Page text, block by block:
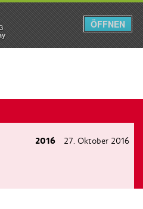
Menü
2016 27. Oktober 2016
ÖFFNEN